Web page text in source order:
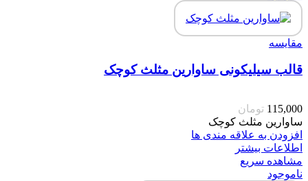
مقایسه
قالب سیلیکونی ساوارین مثلث کوچک
115,000 تومان
ساوارین مثلث کوچک
افزودن به علاقه مندی ها
اطلاعات بیشتر
مشاهده سریع
ناموجود